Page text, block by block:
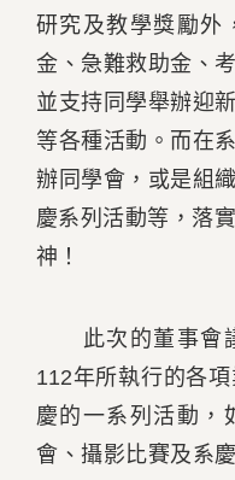
研究及教學獎勵外
金、急難救助金、
並支持同學舉辦迎
等各種活動。而在
辦同學會，或是組
慶系列活動等，落
神！
此次的董事會議
112年所執行的各
慶的一系列活動，
會、攝影比賽及系